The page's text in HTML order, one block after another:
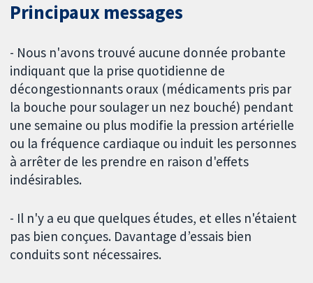
Principaux messages
- Nous n'avons trouvé aucune donnée probante
indiquant que la prise quotidienne de
décongestionnants oraux (médicaments pris par
la bouche pour soulager un nez bouché) pendant
une semaine ou plus modifie la pression artérielle
ou la fréquence cardiaque ou induit les personnes
à arrêter de les prendre en raison d'effets
indésirables.
- Il n'y a eu que quelques études, et elles n'étaient
pas bien conçues. Davantage d’essais bien
conduits sont nécessaires.